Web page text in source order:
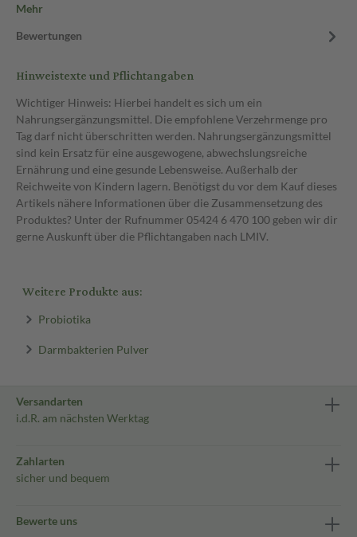
Mehr
Bewertungen
Hinweistexte und Pflichtangaben
Wichtiger Hinweis: Hierbei handelt es sich um ein
Nahrungsergänzungsmittel. Die empfohlene Verzehrmenge pro
Tag darf nicht überschritten werden. Nahrungsergänzungsmittel
sind kein Ersatz für eine ausgewogene, abwechslungsreiche
Ernährung und eine gesunde Lebensweise. Außerhalb der
Reichweite von Kindern lagern. Benötigst du vor dem Kauf dieses
Artikels nähere Informationen über die Zusammensetzung des
Produktes? Unter der Rufnummer 05424 6 470 100 geben wir dir
gerne Auskunft über die Pflichtangaben nach LMIV.
Weitere Produkte aus:
Probiotika
Darmbakterien Pulver
Versandarten
i.d.R. am nächsten Werktag
Zahlarten
sicher und bequem
Bewerte uns